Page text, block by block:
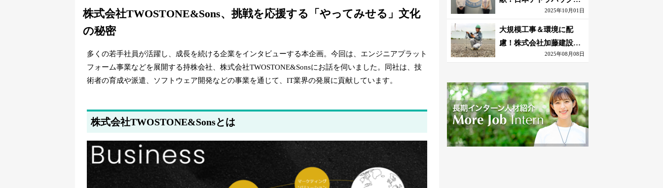
株式会社TWOSTONE&Sons、挑戦を応援する「やってみせる」文化
の秘密
多くの若手社員が活躍し、成長を続ける企業をインタビューする本企画。今回は、エンジニアプラット
フォーム事業などを展開する持株会社、株式会社TWOSTONE&Sonsにお話を伺いました。同社は、技
術者の育成や派遣、ソフトウェア開発などの事業を通じて、IT業界の発展に貢献しています。
株式会社TWOSTONE&Sonsとは
式会社のグローバルな環
境
2025年10月01日
大規模工事＆環境に配
慮！株式会社加藤建設の
若手が語る現場監督の働
2025年08月08日